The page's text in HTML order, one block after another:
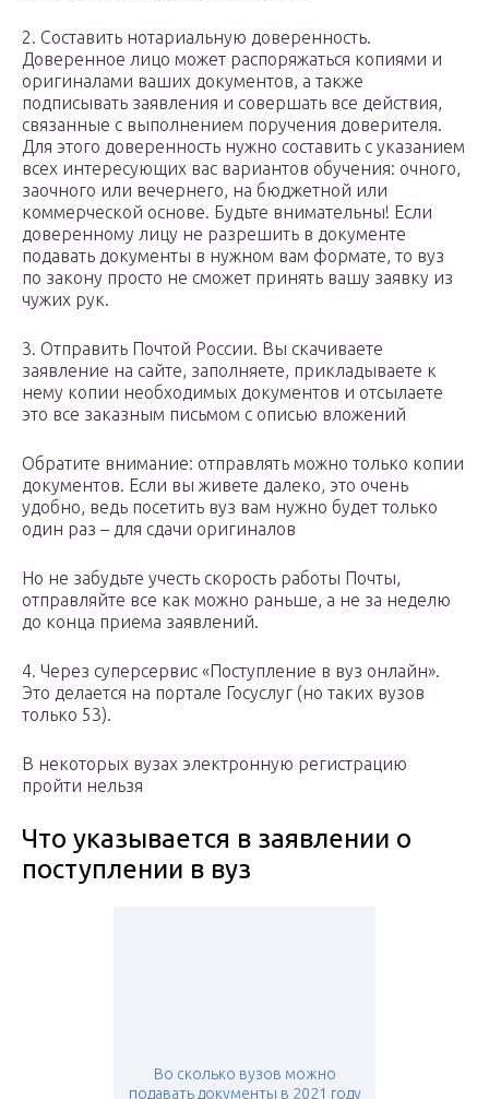
2. Составить нотариальную доверенность.
Доверенное лицо может распоряжаться копиями и
оригиналами ваших документов, а также
подписывать заявления и совершать все действия,
связанные с выполнением поручения доверителя.
Для этого доверенность нужно составить с указанием
всех интересующих вас вариантов обучения: очного,
заочного или вечернего, на бюджетной или
коммерческой основе. Будьте внимательны! Если
доверенному лицу не разрешить в документе
подавать документы в нужном вам формате, то вуз
по закону просто не сможет принять вашу заявку из
чужих рук.
3. Отправить Почтой России. Вы скачиваете
заявление на сайте, заполняете, прикладываете к
нему копии необходимых документов и отсылаете
это все заказным письмом с описью вложений
Обратите внимание: отправлять можно только копии
документов. Если вы живете далеко, это очень
удобно, ведь посетить вуз вам нужно будет только
один раз – для сдачи оригиналов
Но не забудьте учесть скорость работы Почты,
отправляйте все как можно раньше, а не за неделю
до конца приема заявлений.
4. Через суперсервис «Поступление в вуз онлайн».
Это делается на портале Госуслуг (но таких вузов
только 53).
В некоторых вузах электронную регистрацию
пройти нельзя
Что указывается в заявлении о
поступлении в вуз
Во сколько вузов можно
подавать документы в 2021 году